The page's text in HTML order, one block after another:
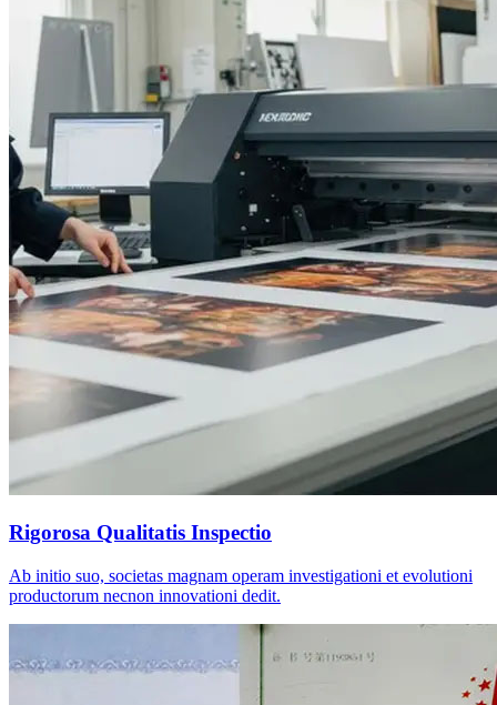
Rigorosa Qualitatis Inspectio
Ab initio suo, societas magnam operam investigationi et evolutioni
productorum necnon innovationi dedit.